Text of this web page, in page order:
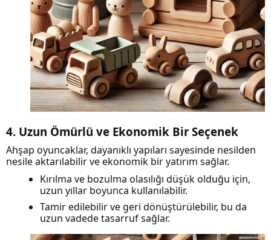
4. Uzun Ömürlü ve Ekonomik Bir Seçenek
Ahşap oyuncaklar, dayanıklı yapıları sayesinde nesilden
nesile aktarılabilir ve ekonomik bir yatırım sağlar.
Kırılma ve bozulma olasılığı düşük olduğu için,
uzun yıllar boyunca kullanılabilir.
Tamir edilebilir ve geri dönüştürülebilir, bu da
uzun vadede tasarruf sağlar.